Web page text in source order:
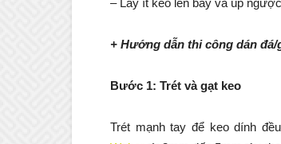
– Lấy ít keo lên bay và úp
+ Hướng dẫn thi công dán đá/
Bước 1: Trét và gạt keo
Trét mạnh tay để keo dính